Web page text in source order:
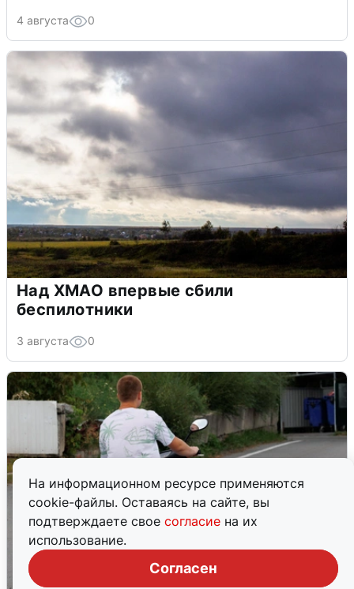
На информационном ресурсе применяются
cookie-файлы. Оставаясь на сайте, вы
подтверждаете свое согласие на их
использование.
Согласен
4 августа 0
Над ХМАО впервые сбили
беспилотники
3 августа 0